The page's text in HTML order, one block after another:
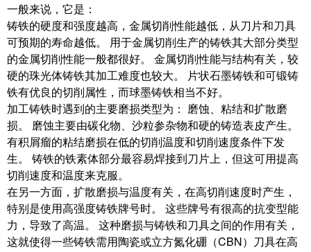
一般来说，它是：
铸铁的硬度和强度越高，金属切削性能越低，从刀片和刀具
可预期的寿命越低。 用于金属切削生产的铸铁其大部分类型
的金属切削性能一般都很好。 金属切削性能与结构有关，较
硬的珠光体铸铁其加工难度也较大。 片状石墨铸铁和可锻铸
铁有优良的切削属性，而球墨铸铁相当不好。
加工铸铁时遇到的主要磨损类型为： 磨蚀、粘结和扩散磨
损。 磨蚀主要由碳化物、沙粒参杂物和硬的铸造表皮产生。
有积屑瘤的粘结磨损在低的切削温度和切削速度条件下发
生。 铸铁的铁素体部分最容易焊接到刀片上，但这可用提高
切削速度和温度来克服。
在另一方面，扩散磨损与温度有关，在高切削速度时产生，
特别是使用高强度铸铁牌号时。 这些牌号有很高的抗变型能
力，导致了高温。 这种磨损与铸铁和刀具之间的作用有关，
这就使得一些铸铁需用陶瓷或立方氮化硼（CBN）刀具在高